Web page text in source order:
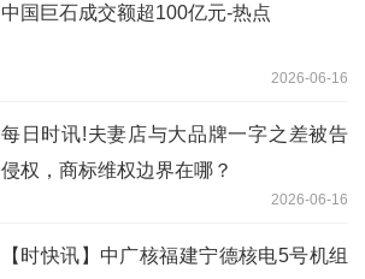
中国巨石成交额超100亿元-热点
2026-06-16
每日时讯!夫妻店与大品牌一字之差被告
侵权，商标维权边界在哪？
2026-06-16
【时快讯】中广核福建宁德核电5号机组